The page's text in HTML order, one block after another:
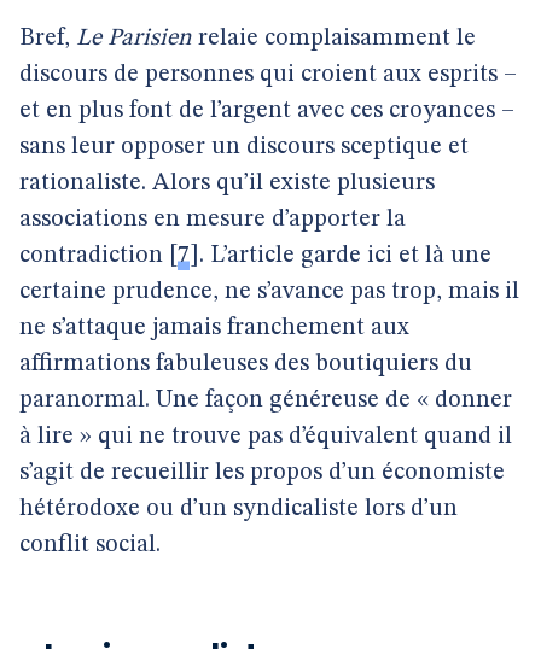
Bref, Le Parisien relaie complaisamment le
discours de personnes qui croient aux esprits –
et en plus font de l’argent avec ces croyances –
sans leur opposer un discours sceptique et
rationaliste. Alors qu’il existe plusieurs
associations en mesure d’apporter la
contradiction 7 . L’article garde ici et là une
certaine prudence, ne s’avance pas trop, mais il
ne s’attaque jamais franchement aux
affirmations fabuleuses des boutiquiers du
paranormal. Une façon généreuse de « donner
à lire » qui ne trouve pas d’équivalent quand il
s’agit de recueillir les propos d’un économiste
hétérodoxe ou d’un syndicaliste lors d’un
conflit social.